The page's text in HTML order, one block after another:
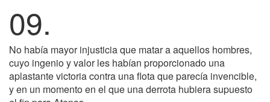
09.
No había mayor injusticia que matar a aquellos hombres,
cuyo ingenio y valor les habían proporcionado una
aplastante victoria contra una flota que parecía invencible,
y en un momento en el que una derrota hubiera supuesto